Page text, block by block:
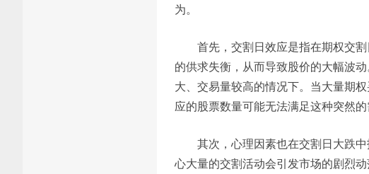
为。
首先，交割日效应是指在期权交
的供求失衡，从而导致股价的大幅波
大、交易量较高的情况下。当大量期
应的股票数量可能无法满足这种突然的
其次，心理因素也在交割日大跌
心大量的交割活动会引发市场的剧烈